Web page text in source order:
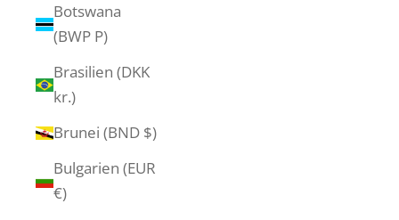
Botswana
(BWP P)
Brasilien (DKK
kr.)
Brunei (BND $)
Bulgarien (EUR
€)